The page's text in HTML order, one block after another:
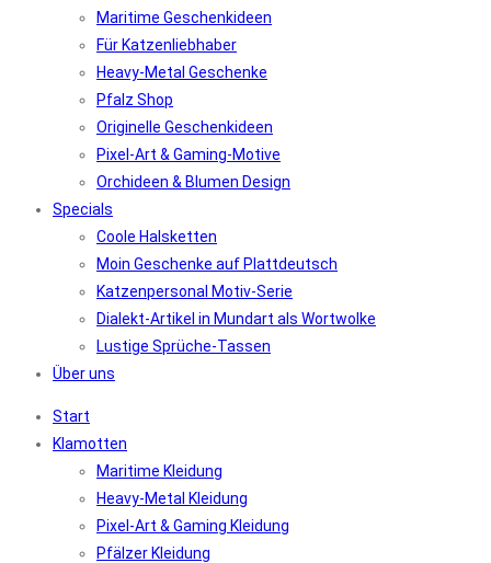
Maritime Geschenkideen
Für Katzenliebhaber
Heavy-Metal Geschenke
Pfalz Shop
Originelle Geschenkideen
Pixel-Art & Gaming-Motive
Orchideen & Blumen Design
Specials
Coole Halsketten
Moin Geschenke auf Plattdeutsch
Katzenpersonal Motiv-Serie
Dialekt-Artikel in Mundart als Wortwolke
Lustige Sprüche-Tassen
Über uns
Start
Klamotten
Maritime Kleidung
Heavy-Metal Kleidung
Pixel-Art & Gaming Kleidung
Pfälzer Kleidung